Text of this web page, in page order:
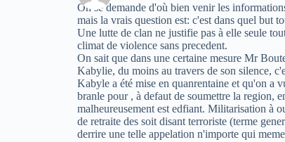
On se demande d'où bien venir les
mais la vrais question est: c'est dans quel but
Une lutte de clan ne justifie pas à elle seule
climat de violence sans precedent.
On sait que dans une certaine mesure Mr
Kabylie, du moins au travers de son silence,
Kabyle a été mise en quanrentaine et qu'on a
branle pour , à defaut de soumettre la region,
malheureusement est edfiant. Militarisation à
de retraite des soit disant terroriste (terme
derrire une telle appelation n'importe qui